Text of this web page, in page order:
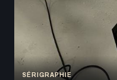
SÉRIGRAPHIE